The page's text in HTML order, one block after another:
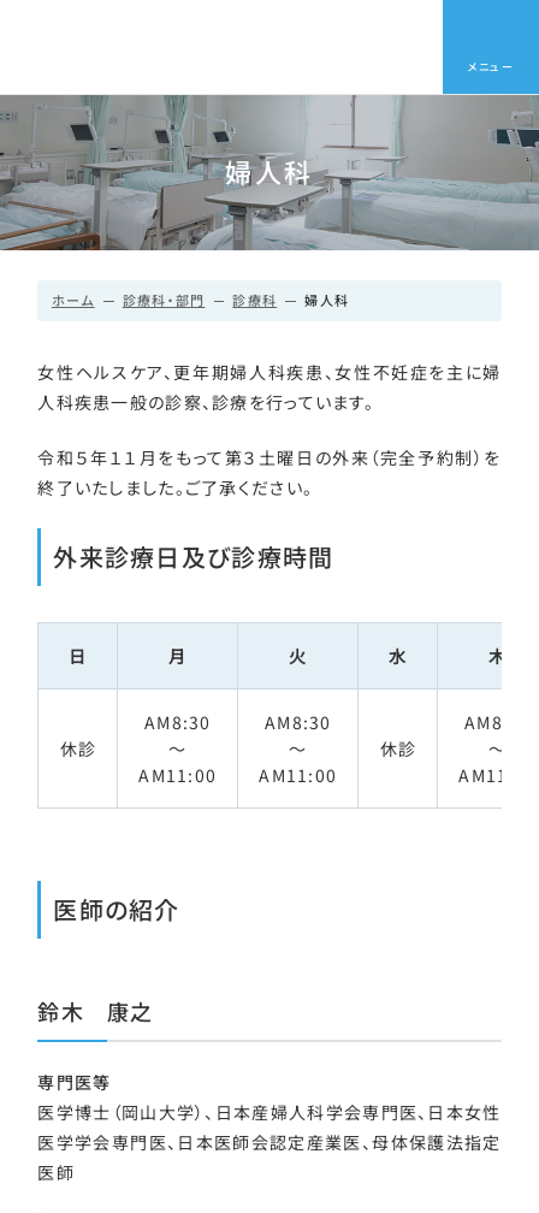
メニュー
婦人科
ホーム 診療科・部門 診療科 婦人科
女性ヘルスケア、更年期婦人科疾患、女性不妊症を主に婦
人科疾患一般の診察、診療を行っています。
令和５年１１月をもって第３土曜日の外来（完全予約制）を
終了いたしました。ご了承ください。
外来診療日及び診療時間
日 月 火 水 木
休診
AM8:30
～
AM11:00
AM8:30
～
AM11:00
休診
AM8:30
～
AM11:00
医師の紹介
鈴木 康之
専門医等
医学博士（岡山大学）、日本産婦人科学会専門医、日本女性
医学学会専門医、日本医師会認定産業医、母体保護法指定
医師